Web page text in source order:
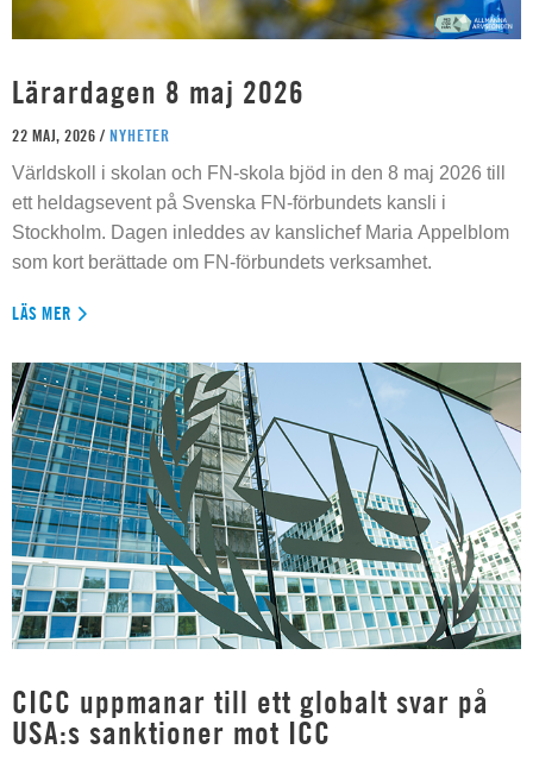
Lärardagen 8 maj 2026
22 MAJ, 2026 / NYHETER
Världskoll i skolan och FN-skola bjöd in den 8 maj 2026 till
ett heldagsevent på Svenska FN-förbundets kansli i
Stockholm. Dagen inleddes av kanslichef Maria Appelblom
som kort berättade om FN-förbundets verksamhet.
LÄS MER
CICC uppmanar till ett globalt svar på
USA:s sanktioner mot ICC